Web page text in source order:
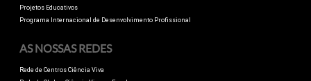
Projetos Educativos
Programa Internacional de Desenvolvimento Profissional
AS NOSSAS REDES
Rede de Centros Ciência Viva